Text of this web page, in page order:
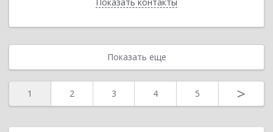
Показать еще
1 2 3 4 5 >